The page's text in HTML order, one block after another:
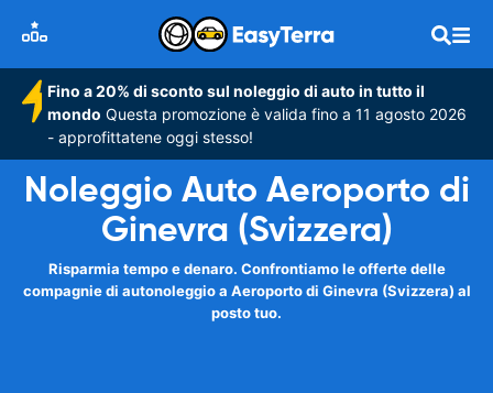
Fino a 20% di sconto sul noleggio di auto in tutto il
mondo Questa promozione è valida fino a 11 agosto 2026
- approfittatene oggi stesso!
Noleggio Auto Aeroporto di
Ginevra (Svizzera)
Risparmia tempo e denaro. Confrontiamo le offerte delle
compagnie di autonoleggio a Aeroporto di Ginevra (Svizzera) al
posto tuo.